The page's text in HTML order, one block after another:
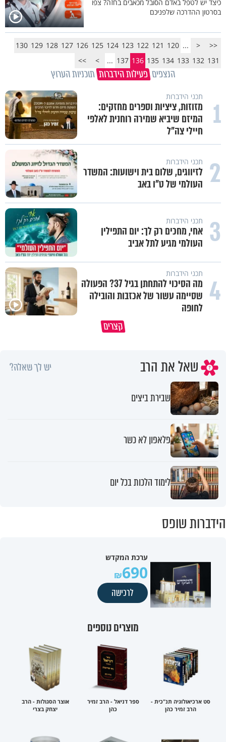
כיצד יש לטפל באדם הסובל מכאבים בחזה? צפו
בסרטון ההדרכה שלפניכם
<<
<
...
120
121
122
123
124
125
126
127
128
129
130
131
132
133
134
135
136
137
...
>
>>
הנצפים פעילות הידברות תוכניות הערוץ
1 תכני הידברות
מזוזות, ציציות וספרים מחזקים:
המיזם שיביא שמירה רוחנית לאלפי
חיילי צה"ל
2 תכני הידברות
לזיווגים, שלום בית וישועות: המשדר
העולמי של ט"ו באב
3 תכני הידברות
אחי, מחכים רק לך: יום התפילין
העולמי מגיע לתל אביב
4 תכני הידברות
מה הסיכוי להתחתן בגיל 37? הפעולה
שסיימה עשור של אכזבות והובילה
לחופה
קצרים
הבן שלך לא מרגיש כלום, אין לך מה
סגולה שתעזור לכם למתן את
שאל את הרב יש לך שאלה?
שבירת ביצים
פלאפון לא כשר
לימוד הלכות בכל יום
הידברות שופס
ערכת המקדש
690
לרכישה
מוצרים נוספים
סט ארכיאולוגיה תנ"כית -
הרב זמיר כהן
ספר דניאל - הרב זמיר
כהן
אוצר הסגולות - הרב
יצחק בצרי